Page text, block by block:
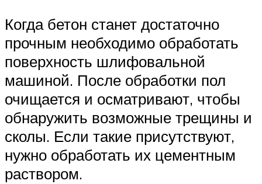
Когда бетон станет достаточно
прочным необходимо обработать
поверхность шлифовальной
машиной. После обработки пол
очищается и осматривают, чтобы
обнаружить возможные трещины и
сколы. Если такие присутствуют,
нужно обработать их цементным
раствором.